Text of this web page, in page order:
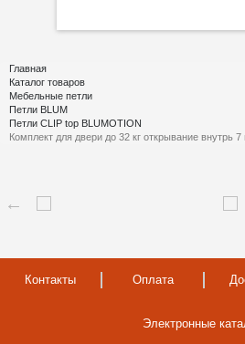
Главная
Каталог товаров
Мебельные петли
Петли BLUM
Петли CLIP top BLUMOTION
Комплект для двери до 32 кг открывание внутрь
Контакты Оплата
Электронные